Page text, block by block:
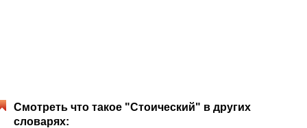
Смотреть что такое "Стоический" в других
словарях: